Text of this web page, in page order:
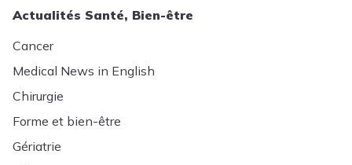
Actualités Santé, Bien-être
Cancer
Medical News in English
Chirurgie
Forme et bien-être
Gériatrie